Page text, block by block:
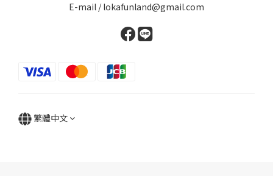
E-mail / lokafunland@gmail.com
繁體中文